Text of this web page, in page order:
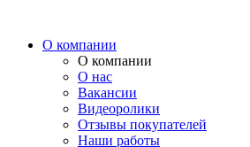
О компании
О компании
О нас
Вакансии
Видеоролики
Отзывы покупателей
Наши работы